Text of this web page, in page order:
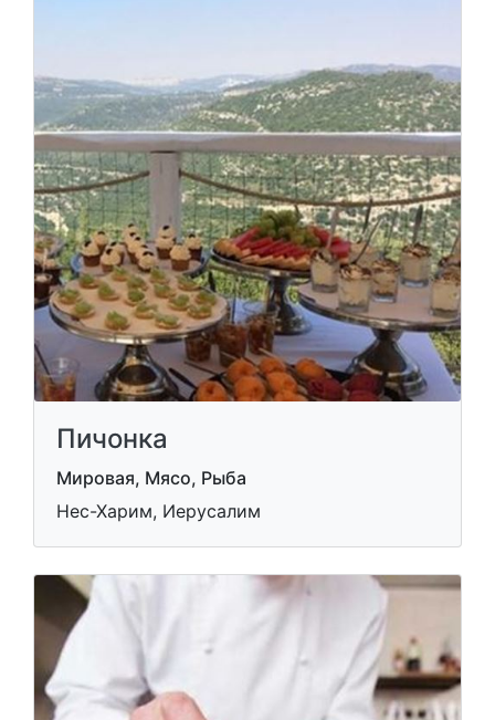
Пичонка
Мировая, Мясо, Рыба
Нес-Харим, Иерусалим